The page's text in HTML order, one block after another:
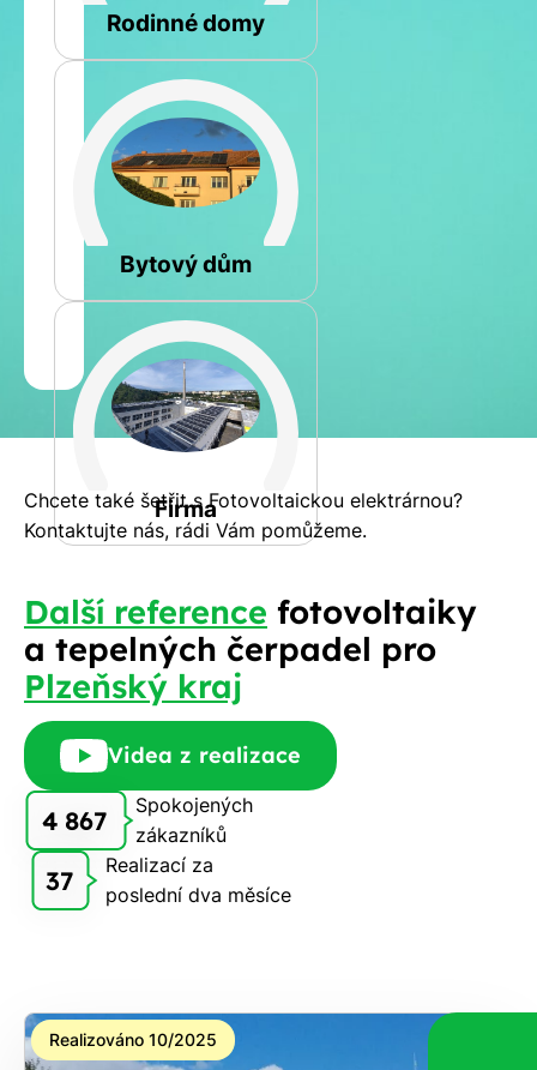
Rodinné domy
Bytový dům
Firma
Jiná
Spočítat
kalkulaci
Jméno
a
příjmení
Telefon
mail
Rádi
Vám
zdarma
pošleme,
na co
máte
nárok.
a nic Vás
to
Chcete také šetřit s Fotovoltaickou elektrárnou?
Kontaktujte nás, rádi Vám pomůžeme.
Další reference fotovoltaiky
a tepelných čerpadel pro
Plzeňský kraj
Videa z realizace
4 867
Spokojených
zákazníků
37
Realizací za
poslední dva měsíce
Realizováno 10/2025